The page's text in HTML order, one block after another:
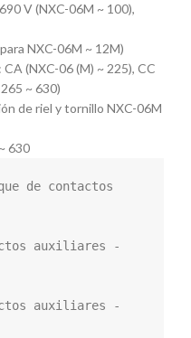
V (NXC-06M ~ 100),
NXC-06M ~ 12M)
(NXC-06 (M) ~ 225), CC
~ 630)
de riel y tornillo NXC-06M
630
de contactos
auxiliares -
auxiliares -